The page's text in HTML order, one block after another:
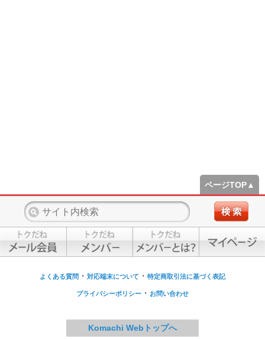
ページTOP▲
よくある質問 ・ 対応端末について ・ 特定商取引法に基づく表記
プライバシーポリシー ・ お問い合わせ
Komachi Webトップへ